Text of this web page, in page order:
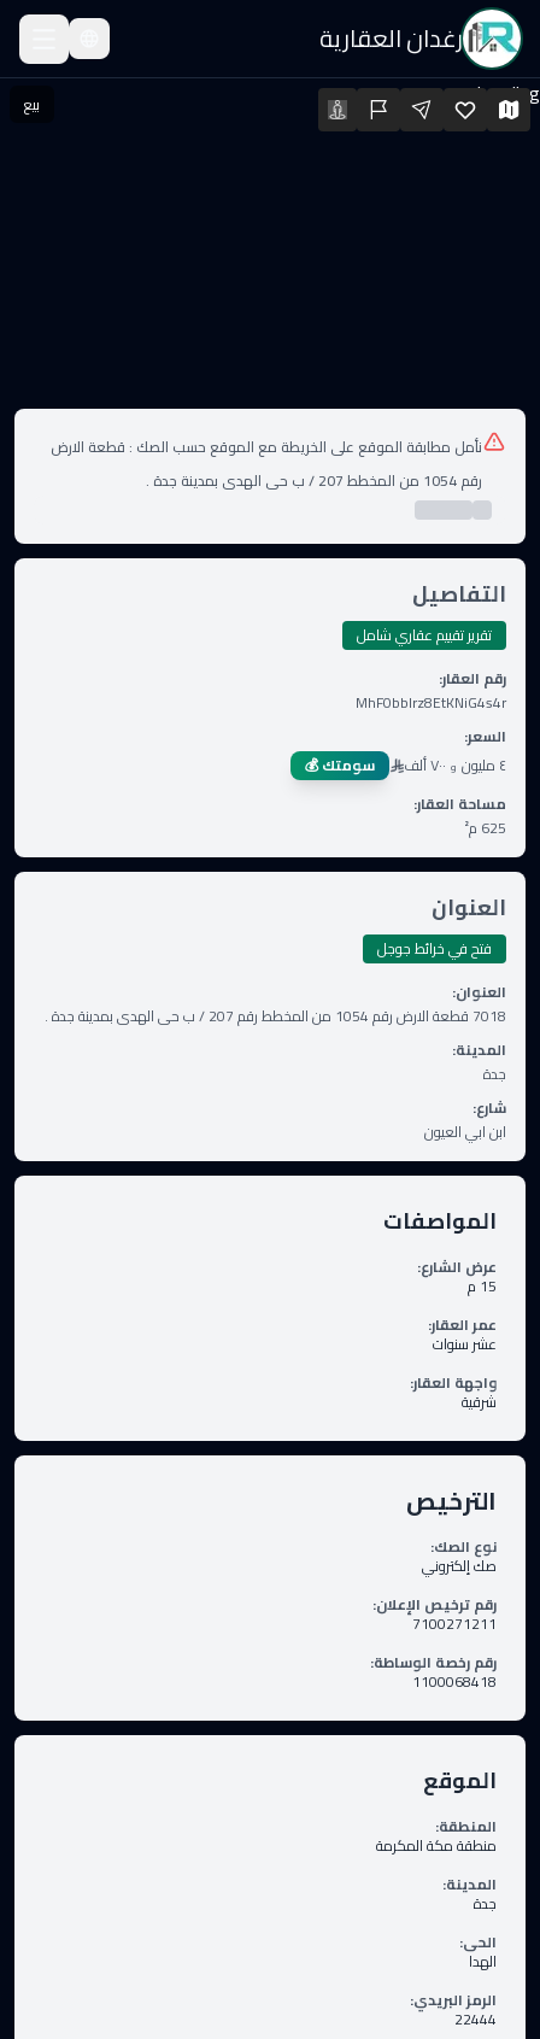
رغدان العقارية
عمارة للبيع في
Loading... بيع
نأمل مطابقة الموقع على الخريطة مع الموقع حسب الصك : قطعة الارض
رقم 1054 من المخطط 207 / ب حى الهدى بمدينة جدة .
التفاصيل
تقرير تقييم عقاري شامل
رقم العقار:
MhF0bbIrz8EtKNiG4s4r
السعر:
٤ مليون
و ٧٠٠ ألف
سومتك 💰
مساحة العقار:
625 م²
العنوان
فتح في خرائط جوجل
العنوان:
7018 قطعة الارض رقم 1054 من المخطط رقم 207 / ب حى الهدى بمدينة جدة .
المدينة:
جدة
شارع:
ابن ابي العيون
المواصفات
عرض الشارع:
15 م
عمر العقار:
عشر سنوات
واجهة العقار:
شرقية
الترخيص
نوع الصك:
صك إلكتروني
رقم ترخيص الإعلان:
7100271211
رقم رخصة الوساطة:
1100068418
الموقع
المنطقة:
منطقة مكة المكرمة
المدينة:
جدة
الحى:
الهدا
الرمز البريدي:
22444